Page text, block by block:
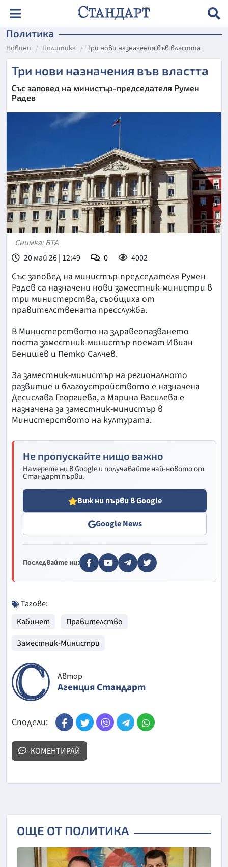
Политика
Новини Политика Три нови назначения във властта
Три нови назначения във властта
Със заповед на министър-председателя Румен
Радев
Снимка: БТА
20 май 26 | 12:49
0 4002
Със заповед на министър-председателя Румен
Радев са назначени нови заместник-министри в
три министерства, съобщиха от
правителствената пресслужба.
В Министерството на здравеопазването
поста заместник-министър поемат Ивиан
Бенишев и Петко Салчев.
За заместник-министър на регионалното
развитие и благоустройството е назначена
Десислава Георгиева, а Марина Василева е
назначена за заместник-министър в
Министерството на културата.
Не пропускайте нищо важно
Намерете ни в Google и получавайте най-новото от
Стандарт първи.
Виж ни първи в Google
Google News
Последвайте ни:
Тагове:
Кабинет
Правителство
Заместник-Министри
Автор
Агенция Стандарт
Сподели:
КОМЕНТИРАЙ
ОЩЕ ОТ ПОЛИТИКА